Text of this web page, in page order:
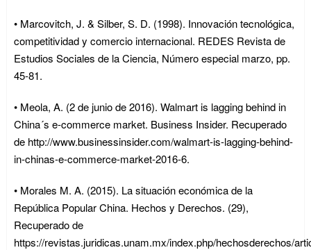
• Marcovitch, J. & Silber, S. D. (1998). Innovación tecnológica,
competitividad y comercio internacional. REDES Revista de
Estudios Sociales de la Ciencia, Número especial marzo, pp.
45-81.
• Meola, A. (2 de junio de 2016). Walmart is lagging behind in
China´s e-commerce market. Business Insider. Recuperado
de http://www.businessinsider.com/walmart-is-lagging-behind-
in-chinas-e-commerce-market-2016-6.
• Morales M. A. (2015). La situación económica de la
República Popular China. Hechos y Derechos. (29),
Recuperado de
https://revistas.juridicas.unam.mx/index.php/hechosderechos/